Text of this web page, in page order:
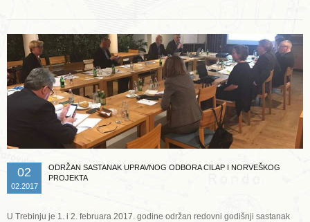
02
02.2017
ODRŽAN SASTANAK UPRAVNOG ODBORA CILAP I NORVEŠKOG
PROJEKTA
U Trebinju je 1. i 2. februara 2017. godine održan redovni godišnji sastanak